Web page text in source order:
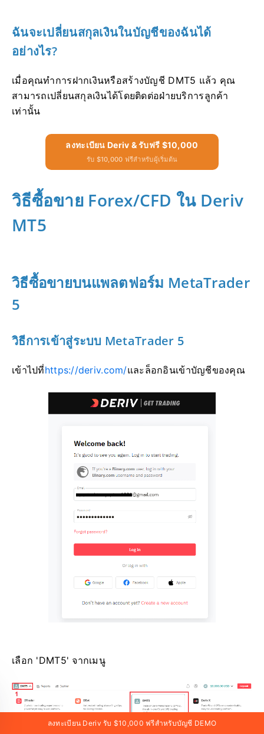
ฉันจะเปลี่ยนสกุลเงินในบัญชีของฉันได้
อย่างไร?
เมื่อคุณทำการฝากเงินหรือสร้างบัญชี DMT5 แล้ว คุณ
สามารถเปลี่ยนสกุลเงินได้โดยติดต่อฝ่ายบริการลูกค้า
เท่านั้น
ลงทะเบียน Deriv & รับฟรี $10,000
รับ $10,000 ฟรีสำหรับผู้เริ่มต้น
วิธีซื้อขาย Forex/CFD ใน Deriv
MT5
วิธีซื้อขายบนแพลตฟอร์ม MetaTrader
5
วิธีการเข้าสู่ระบบ MetaTrader 5
เข้าไปที่https://deriv.com/และล็อกอินเข้าบัญชีของคุณ
เลือก 'DMT5' จากเมนู
ลงทะเบียน Deriv รับ $10,000 ฟรีสำหรับบัญชี DEMO